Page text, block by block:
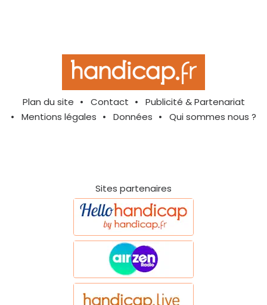
Plan du site Contact
Publicité & Partenariat
Mentions légales
Données Qui sommes nous ?
Sites partenaires